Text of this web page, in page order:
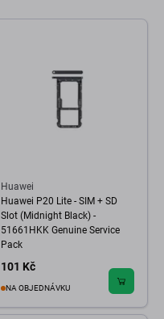
Huawei
Huawei P20 Lite - SIM + SD
Slot (Midnight Black) -
51661HKK Genuine Service
Pack
101 Kč
NA OBJEDNÁVKU